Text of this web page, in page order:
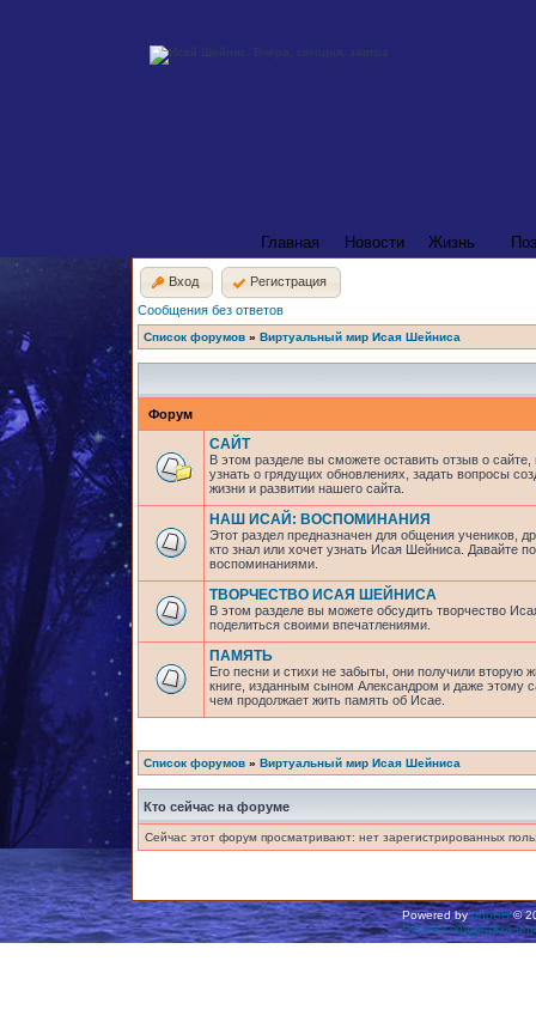
Главная Новости Жизнь
Вход
Регистрация
Сообщения без ответов
Список форумов » Виртуальный мир Исая Шейниса
Форум
САЙТ
В этом разделе вы сможете оставить отзыв о
узнать о грядущих обновлениях, задать вопросы
жизни и развитии нашего сайта.
НАШ ИСАЙ: ВОСПОМИНАНИЯ
Этот раздел предназначен для общения учеников,
кто знал или хочет узнать Исая Шейниса. Давайте
воспоминаниями.
ТВОРЧЕСТВО ИСАЯ ШЕЙНИСА
В этом разделе вы можете обсудить творчество
поделиться своими впечатлениями.
ПАМЯТЬ
Его песни и стихи не забыты, они получили вторую
книге, изданным сыном Александром и даже этому
чем продолжает жить память об Исае.
Список форумов » Виртуальный мир Исая Шейниса
Кто сейчас на форуме
Сейчас этот форум просматривают: нет зарегистрированных
Powered byphpBB©
Русская поддержка